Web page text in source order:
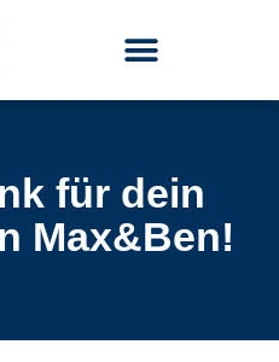
für dein
Max&Ben!